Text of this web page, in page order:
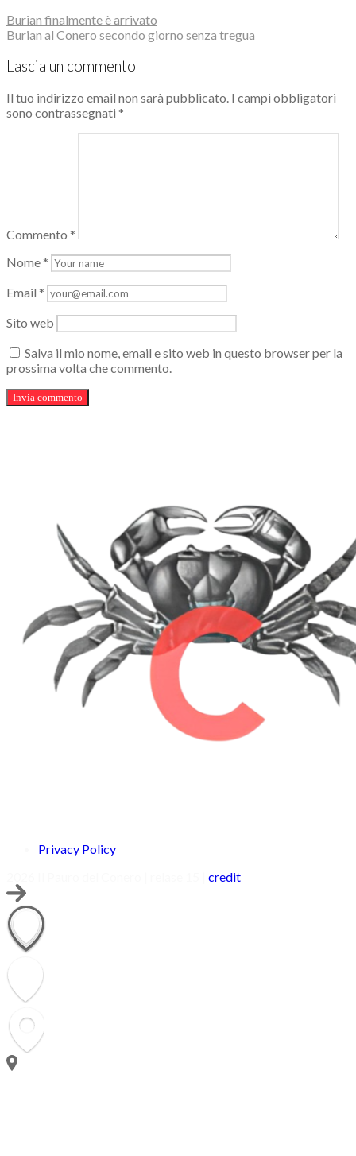
Burian finalmente è arrivato
Burian al Conero secondo giorno senza tregua
Lascia un commento
Il tuo indirizzo email non sarà pubblicato. I campi obbligatori
sono contrassegnati *
Commento *
Nome*
Email *
Sito web
Salva il mio nome, email e sito web in questo browser per la
prossima volta che commento.
Privacy Policy
credit